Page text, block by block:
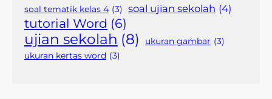
soal tematik kelas 4 (3) soal ujian sekolah (4)
tutorial Word (6)
ujian sekolah (8) ukuran gambar (3)
ukuran kertas word (3)